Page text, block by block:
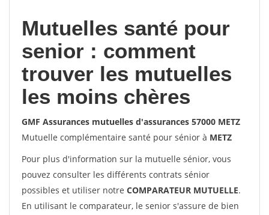
Mutuelles santé pour
senior : comment
trouver les mutuelles
les moins chères
GMF Assurances mutuelles d'assurances 57000 METZ
Mutuelle complémentaire santé pour sénior à METZ
Pour plus d'information sur la mutuelle sénior, vous
pouvez consulter les différents contrats sénior
possibles et utiliser notre COMPARATEUR MUTUELLE.
En utilisant le comparateur, le senior s'assure de bien